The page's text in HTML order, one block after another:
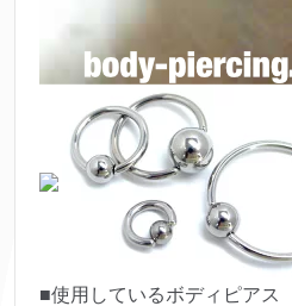
■使用しているボディピアス